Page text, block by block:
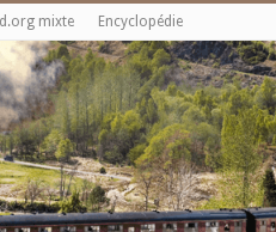
mixte Encyclopédie